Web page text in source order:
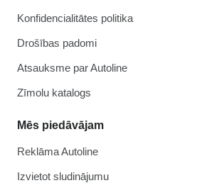
Konfidencialitātes politika
Drošības padomi
Atsauksme par Autoline
Zīmolu katalogs
Mēs piedāvājam
Reklāma Autoline
Izvietot sludinājumu